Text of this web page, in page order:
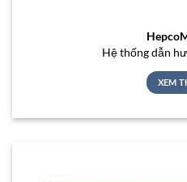
Hệ thống dẫn
XEM